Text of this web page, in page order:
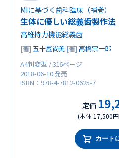
MIに基づく歯科臨床（補巻）
生体に優しい総義歯製作法
高維持力機能総義歯
[著] 五十嵐尚美 [著] 高橋宗一郎
A4判変型 / 316ページ
2018-06-10 発売
ISBN：978-4-7812-0625-7
定価
(本体 17,500
カート